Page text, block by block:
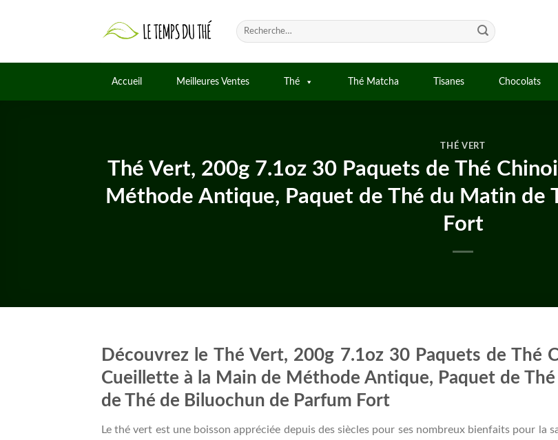
Recherche
pour :
Accueil Meilleures Ventes Thé Thé Matcha Tisanes Chocolats
THÉ VERT
Thé Vert, 200g 7.1oz 30 Paquets de Thé
Méthode Antique, Paquet de Thé du Matin de
Fort
Découvrez le Thé Vert, 200g 7.1oz 30 Paquets de Thé
Cueillette à la Main de Méthode Antique, Paquet de
de Thé de Biluochun de Parfum Fort
Le thé vert est une boisson appréciée depuis des siècles pour ses nombreux bienfaits pour la